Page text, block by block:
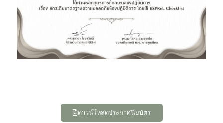
ดาวน์โหลดประกาศนียบัตร